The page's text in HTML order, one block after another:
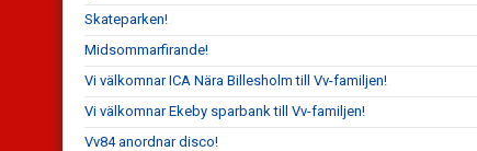
Skateparken!
Midsommarfirande!
Vi välkomnar ICA Nära Billesholm till Vv-familjen!
Vi välkomnar Ekeby sparbank till Vv-familjen!
Vv84 anordnar disco!